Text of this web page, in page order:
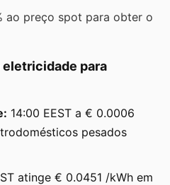
ao preço spot para obter o
para
14:00 EEST a € 0.0006
pesados
atinge € 0.0451 /kWh em